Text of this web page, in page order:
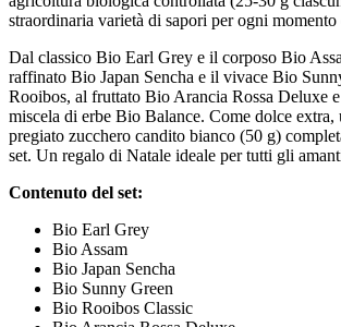
straordinaria varietà di sapori per ogni momento
Dal classico Bio Earl Grey e il corposo Bio
raffinato Bio Japan Sencha e il vivace Bio
Rooibos, al fruttato Bio Arancia Rossa Deluxe
miscela di erbe Bio Balance. Come dolce extra,
pregiato zucchero candito bianco (50 g)
set. Un regalo di Natale ideale per tutti gli
Contenuto del set:
Bio Earl Grey
Bio Assam
Bio Japan Sencha
Bio Sunny Green
Bio Rooibos Classic